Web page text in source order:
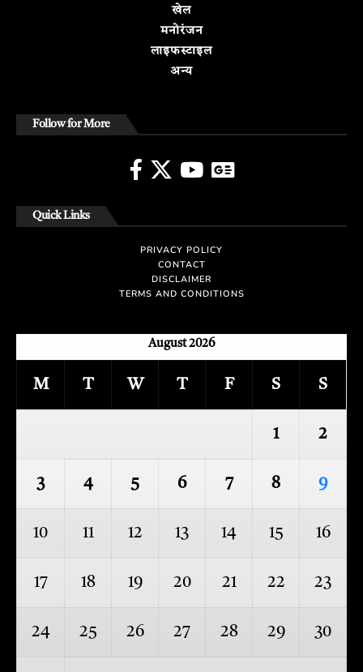
खेल
मनोरंजन
लाइफस्टाइल
अन्य
Follow for More
Quick Links
PRIVACY POLICY
CONTACT
DISCLAIMER
TERMS AND CONDITIONS
August 2026
M T W T F S S
1 2
3 4 5 6 7 8 9
10 11 12 13 14 15 16
17 18 19 20 21 22 23
24 25 26 27 28 29 30